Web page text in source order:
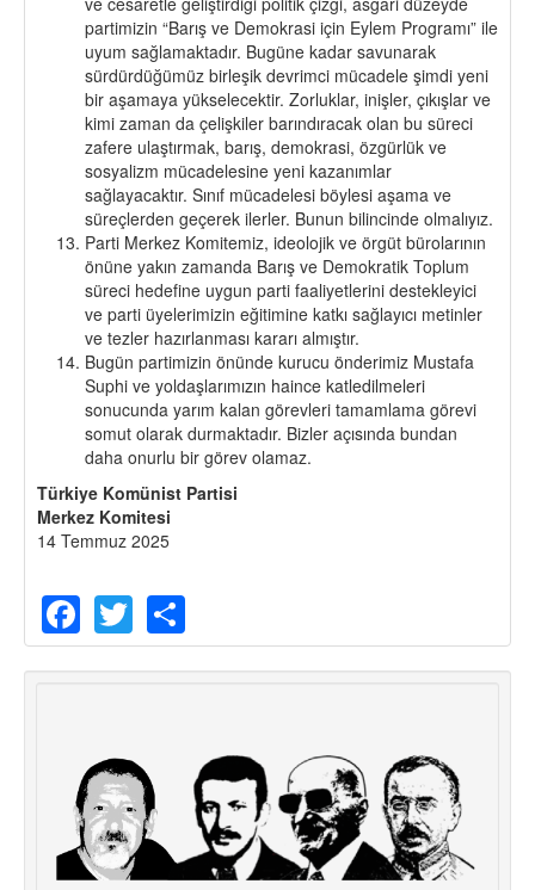
partimizin “Barış ve Demokrasi için Eylem Programı” ile
uyum sağlamaktadır. Bugüne kadar savunarak
sürdürdüğümüz birleşik devrimci mücadele şimdi yeni
bir aşamaya yükselecektir. Zorluklar, inişler, çıkışlar ve
kimi zaman da çelişkiler barındıracak olan bu süreci
zafere ulaştırmak, barış, demokrasi, özgürlük ve
sosyalizm mücadelesine yeni kazanımlar
sağlayacaktır. Sınıf mücadelesi böylesi aşama ve
süreçlerden geçerek ilerler. Bunun bilincinde olmalıyız.
Parti Merkez Komitemiz, ideolojik ve örgüt bürolarının
önüne yakın zamanda Barış ve Demokratik Toplum
süreci hedefine uygun parti faaliyetlerini destekleyici
ve parti üyelerimizin eğitimine katkı sağlayıcı metinler
ve tezler hazırlanması kararı almıştır.
Bugün partimizin önünde kurucu önderimiz Mustafa
Suphi ve yoldaşlarımızın haince katledilmeleri
sonucunda yarım kalan görevleri tamamlama görevi
somut olarak durmaktadır. Bizler açısında bundan
daha onurlu bir görev olamaz.
Türkiye Komünist Partisi
Merkez Komitesi
14 Temmuz 2025
Facebook
Twitter